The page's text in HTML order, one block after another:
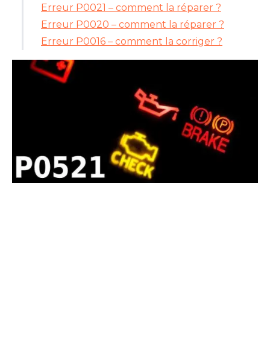
Erreur P0021 – comment la réparer ?
Erreur P0020 – comment la réparer ?
Erreur P0016 – comment la corriger ?